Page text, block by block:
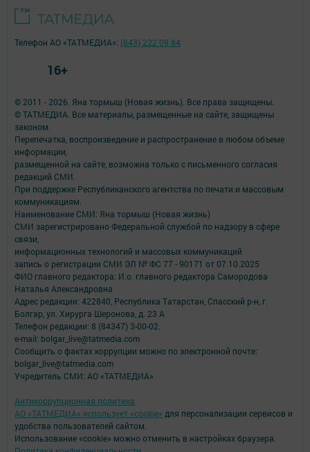
© 2011 - 2026. Яна тормыш (Новая жизнь). Все права защищены.
© ТАТМЕДИА. Все материалы, размещенные на сайте, защищены
законом.
Перепечатка, воспроизведение и распространение в любом объеме
информации,
размещенной на сайте, возможна только с письменного согласия
редакций СМИ.
При поддержке Республиканского агентства по печати и массовым
коммуникациям.
Наименование СМИ: Яна тормыш (Новая жизнь)
СМИ зарегистрировано Федеральной службой по надзору в сфере
связи,
информационных технологий и массовых коммуникаций
запись о регистрации СМИ ЭЛ № ФС 77 - 90171 от 07.10.2025
ФИО главного редактора: И.о. главного редактора Самородова
Наталья Александровна
Адрес редакции: 422840, Республика Татарстан, Спасский р-н, г.
Болгар, ул. Хирурга Шеронова, д. 23 А
Телефон редакции: 8 (84347) 3-00-02.
e-mail: bolgar_live@tatmedia.com
Сообщить о фактах коррупции можно по электронной почте:
bolgar_live@tatmedia.com
Учредитель СМИ: АО «ТАТМЕДИА»
Антикоррупционная политика
АО «ТАТМЕДИА» использует «cookie» для персонализации сервисов и
удобства пользователей сайтом.
Использование «cookie» можно отменить в настройках браузера.
Телефон АО «ТАТМЕДИА»: (843) 222 09 84
16+